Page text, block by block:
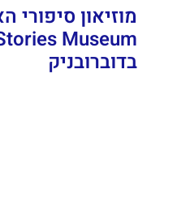
בדוברובניק